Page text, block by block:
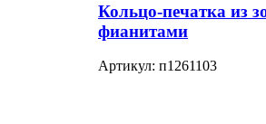
Кольцо-печатка из
фианитами
Артикул: п1261103